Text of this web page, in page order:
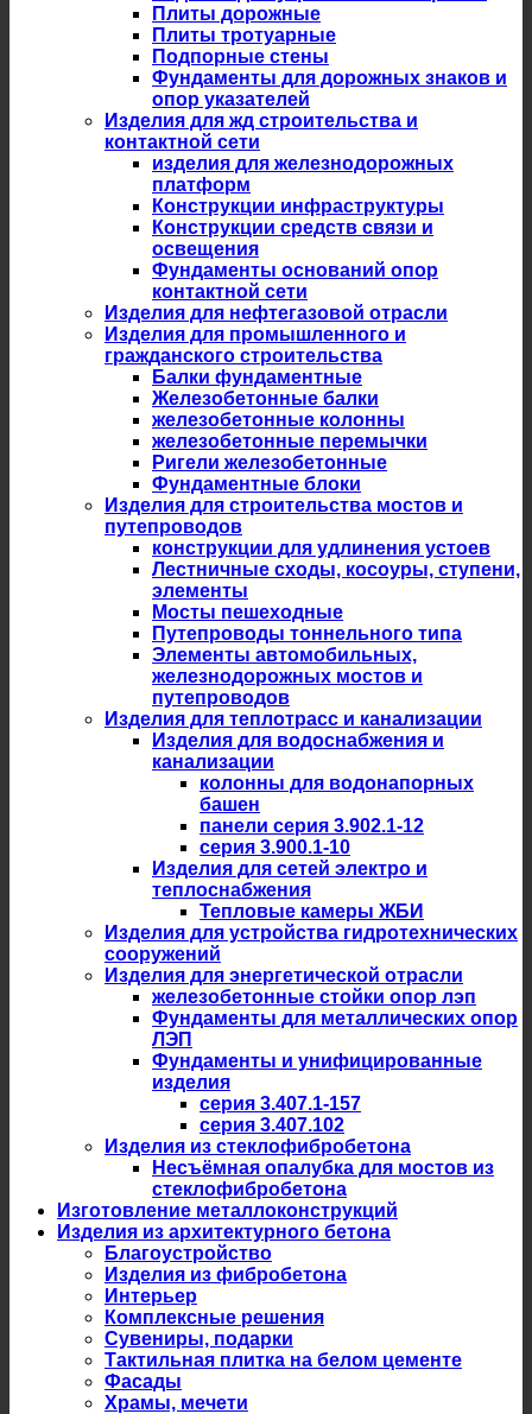
Плиты дорожные
Плиты тротуарные
Подпорные стены
Фундаменты для дорожных знаков и
опор указателей
Изделия для жд строительства и
контактной сети
изделия для железнодорожных
платформ
Конструкции инфраструктуры
Конструкции средств связи и
освещения
Фундаменты оснований опор
контактной сети
Изделия для нефтегазовой отрасли
Изделия для промышленного и
гражданского строительства
Балки фундаментные
Железобетонные балки
железобетонные колонны
железобетонные перемычки
Ригели железобетонные
Фундаментные блоки
Изделия для строительства мостов и
путепроводов
конструкции для удлинения устоев
Лестничные сходы, косоуры, ступени,
элементы
Мосты пешеходные
Путепроводы тоннельного типа
Элементы автомобильных,
железнодорожных мостов и
путепроводов
Изделия для теплотрасс и канализации
Изделия для водоснабжения и
канализации
колонны для водонапорных
башен
панели серия 3.902.1-12
серия 3.900.1-10
Изделия для сетей электро и
теплоснабжения
Тепловые камеры ЖБИ
Изделия для устройства гидротехнических
сооружений
Изделия для энергетической отрасли
железобетонные стойки опор лэп
Фундаменты для металлических опор
ЛЭП
Фундаменты и унифицированные
изделия
серия 3.407.1-157
серия 3.407.102
Изделия из стеклофибробетона
Несъёмная опалубка для мостов из
стеклофибробетона
Изготовление металлоконструкций
Изделия из архитектурного бетона
Благоустройство
Изделия из фибробетона
Интерьер
Комплексные решения
Сувениры, подарки
Тактильная плитка на белом цементе
Фасады
Храмы, мечети